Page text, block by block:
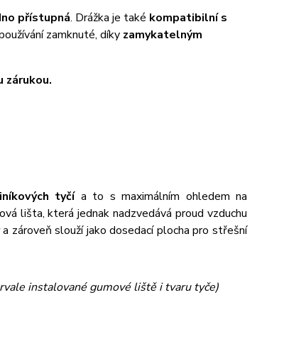
přístupná. Drážka je také kompatibilní s
zamknuté, díky zamykatelným
tyčí a to s maximálním ohledem na
lišta, která jednak nadzvedává proud vzduchu
a zároveň slouží jako dosedací plocha pro střešní
instalované gumové liště i tvaru tyče)